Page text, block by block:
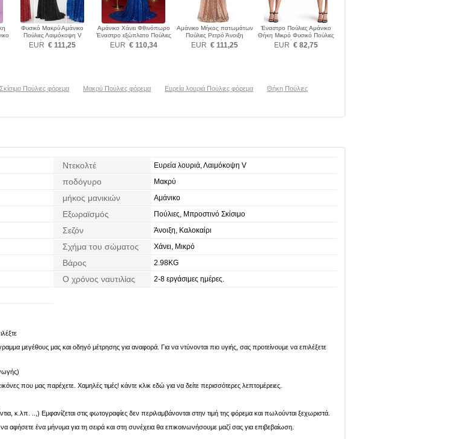
Φυσικό Μακρύ Αμάνικο
Πούλιες Λαιμόκοψη V
Πούλιες φόρεμα
EUR € 111,25
Αμάνικο Χάνει Φθινόπωρο
Έναστρο εξώπλατο Πούλιες
φόρεμα
EUR € 110,34
Αμάνικο Μήκος πατωμάτων
Πούλιες Ρετρό Άνοιξη
Πούλιες φόρεμα
EUR € 111,25
Έναστρο Πούλιες Αμάνικο
Θήκη Μικρό Φυσικό Πούλιες
φόρεμα
EUR € 82,75
Πούλιες φόρεμα Μακρύ Πούλιες φόρεμα Ευρεία λουριά Πούλιες φόρεμα
Θήκη Πούλιες
Ντεκολτέ Ευρεία λουριά, Λαιμόκοψη V
ποδόγυρο Μακρύ
μήκος μανικιών Αμάνικο
Εξωραϊσμός Πούλιες, Μπροστινό Σκίσιμο
Σεζόν Άνοιξη, Καλοκαίρι
Σχήμα του σώματος Χάνει, Μικρό
Βάρος 2.98KG
Ο χρόνος ναυτιλίας 2-8 εργάσιμες ημέρες.
μεγέθους μας και οδηγό μέτρησης για αναφορά. Για να ντύνονται πιο υγιής, σας προτείνουμε να επιλέξετε
που μας παρέχετε. Χαμηλές τιμές! κάντε κλικ εδώ για να δείτε περισσότερες λεπτομέρειες.
κ.λπ. ..,) Εμφανίζεται στις φωτογραφίες δεν περιλαμβάνονται στην τιμή της φόρεμα και πωλούνται ξεχωριστά.
ένα μήνυμα για τη σειρά και στη συνέχεια θα επικοινωνήσουμε μαζί σας για επιβεβαίωση.